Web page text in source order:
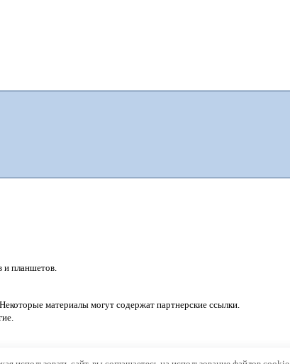
и планшетов.
материалы могут содержат партнерские ссылки.